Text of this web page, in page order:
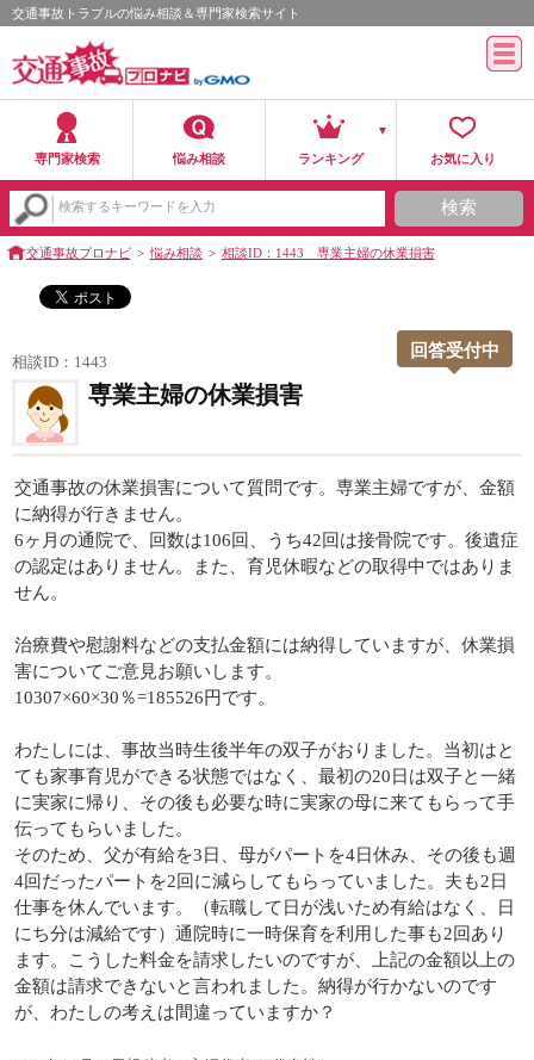
交通事故トラブルの悩み相談＆専門家検索サイト
専門家検索 悩み相談 ランキング お気に入り
検索するキーワードを入力 検索
交通事故プロナビ 悩み相談 相談ID：1443 専業主婦の休業損害
相談ID：1443
回答受付中
専業主婦の休業損害
交通事故の休業損害について質問です。専業主婦ですが、金額
に納得が行きません。
6ヶ月の通院で、回数は106回、うち42回は接骨院です。後遺症
の認定はありません。また、育児休暇などの取得中ではありま
せん。
治療費や慰謝料などの支払金額には納得していますが、休業損
害についてご意見お願いします。
10307×60×30％=185526円です。
わたしには、事故当時生後半年の双子がおりました。当初はと
ても家事育児ができる状態ではなく、最初の20日は双子と一緒
に実家に帰り、その後も必要な時に実家の母に来てもらって手
伝ってもらいました。
そのため、父が有給を3日、母がパートを4日休み、その後も週
4回だったパートを2回に減らしてもらっていました。夫も2日
仕事を休んでいます。（転職して日が浅いため有給はなく、日
にち分は減給です）通院時に一時保育を利用した事も2回あり
ます。こうした料金を請求したいのですが、上記の金額以上の
金額は請求できないと言われました。納得が行かないのです
が、わたしの考えは間違っていますか？